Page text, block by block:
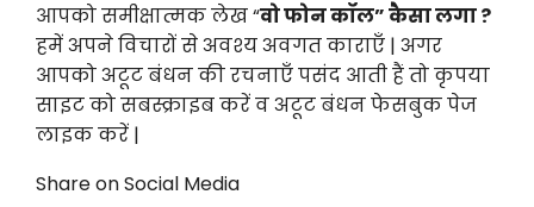
आपको समीक्षात्मक लेख “वो फोन कॉल” कैसा लगा ?
हमें अपने विचारों से अवश्य अवगत काराएँ | अगर
आपको अटूट बंधन की रचनाएँ पसंद आती हैं तो कृपया
साइट को सबस्क्राइब करें व अटूट बंधन फेसबुक पेज
लाइक करें |
Share on Social Media